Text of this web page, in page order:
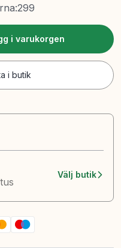
:299
i varukorgen
i butik
Välj butik